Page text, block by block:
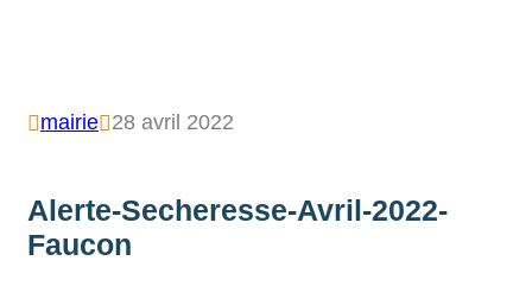
mairie28 avril 2022
Alerte-Secheresse-Avril-2022-
Faucon